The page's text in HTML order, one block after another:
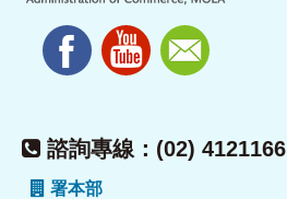
諮詢專線：(02) 4121166
署本部